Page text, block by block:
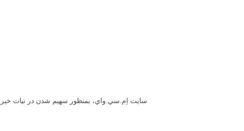
سايت اِم.سي.واي، بمنظور سهيم شدن در نيات خير